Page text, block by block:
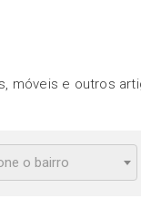
móveis e outros
o bairro